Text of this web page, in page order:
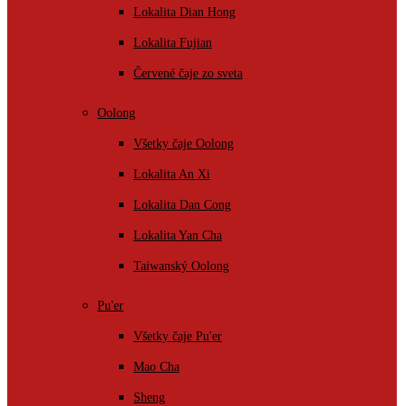
Lokalita Dian Hong
Lokalita Fujian
Červené čaje zo sveta
Oolong
Všetky čaje Oolong
Lokalita An Xi
Lokalita Dan Cong
Lokalita Yan Cha
Taiwanský Oolong
Pu'er
Všetky čaje Pu'er
Mao Cha
Sheng